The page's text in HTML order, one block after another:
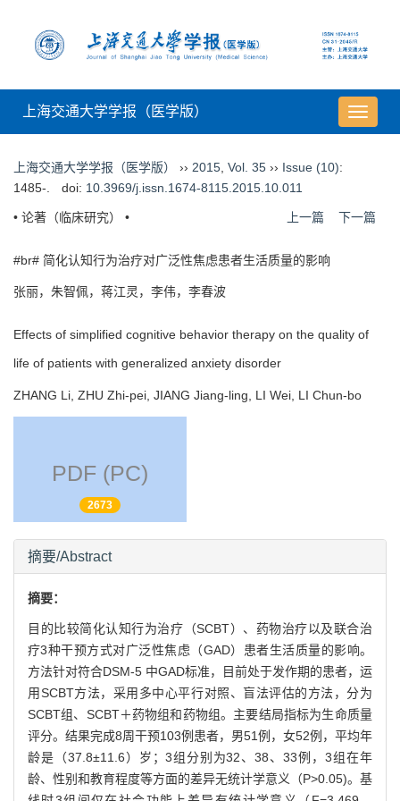
导
航
上海交通大学学报（医学版）
上海交通大学学报（医学版） ›› 2015 Vol. 35 ›› Issue (10):
1485-.
doi: 10.3969/j.issn.1674-8115.2015.10.011
• 论著（临床研究） • 上一篇 下一篇
#br# 简化认知行为治疗对广泛性焦虑患者生活质量的影响
张丽，朱智佩，蒋江灵，李伟，李春波
Effects of simplified cognitive behavior therapy on the quality of
life of patients with generalized anxiety disorder
ZHANG Li, ZHU Zhi-pei, JIANG Jiang-ling, LI Wei, LI Chun-bo
PDF (PC)
2673
摘要：
目的比较简化认知行为治疗（SCBT）、药物治疗以及联合治
疗3种干预方式对广泛性焦虑（GAD）患者生活质量的影响。
方法针对符合DSM-5 中GAD标准，目前处于发作期的患者，运
用SCBT方法，采用多中心平行对照、盲法评估的方法，分为
SCBT组、SCBT＋药物组和药物组。主要结局指标为生命质量
评分。结果完成8周干预103例患者，男51例，女52例，平均年
龄是（37.8±11.6）岁；3组分别为32、38、33例，3组在年